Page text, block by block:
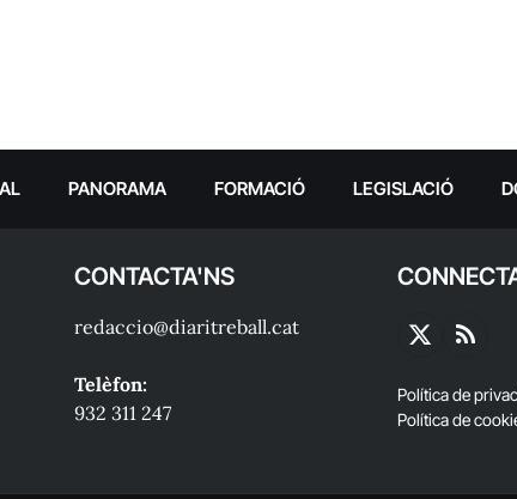
PANORAMA FORMACIÓ LEGISLACIÓ
CONTACTA'NS
redaccio@diaritreball.cat
Telèfon:
932 311 247
X
RSS
Política de
Política de